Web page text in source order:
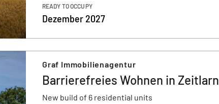
READY TO OCCUPY
Dezember 2027
Graf Immobilienagentur
Barrierefreies Wohnen in Zeitlarn
New build of 6 residential units